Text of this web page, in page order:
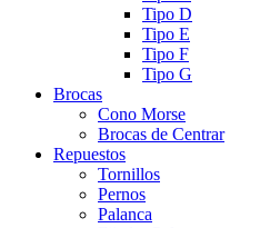
Tipo D
Tipo E
Tipo F
Tipo G
Brocas
Cono Morse
Brocas de Centrar
Repuestos
Tornillos
Pernos
Palanca